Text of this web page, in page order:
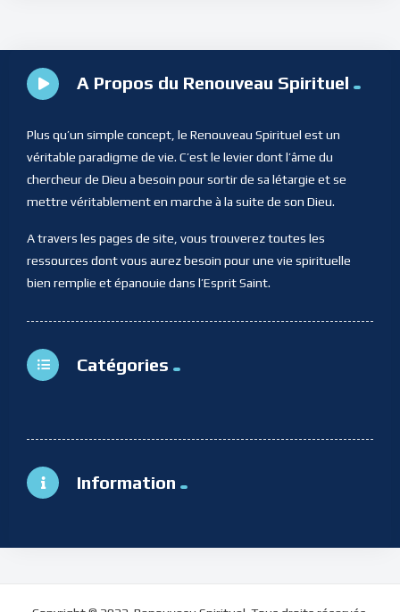
A Propos du Renouveau Spirituel
Plus qu’un simple concept, le Renouveau Spirituel est un
véritable paradigme de vie. C’est le levier dont l’âme du
chercheur de Dieu a besoin pour sortir de sa létargie et se
mettre véritablement en marche à la suite de son Dieu.
A travers les pages de site, vous trouverez toutes les
ressources dont vous aurez besoin pour une vie spirituelle
bien remplie et épanouie dans l’Esprit Saint.
Catégories
Information